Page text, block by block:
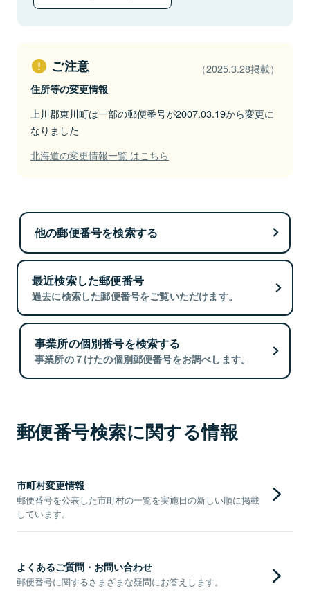
ご注意 （2025.3.28掲載）
住所等の変更情報
上川郡東川町は一部の郵便番号が2007.03.19から変更に
なりました
北海道の変更情報一覧 はこちら
他の郵便番号を検索する
最近検索した郵便番号
過去に検索した郵便番号をご覧いただけます。
事業所の個別番号を検索する
事業所の７けたの個別郵便番号をお調べします。
郵便番号検索に関する情報
市町村変更情報
郵便番号を公表した市町村の一覧を実施日の新しい順に掲載
しています。
よくあるご質問・お問い合わせ
郵便番号に関するさまざまな疑問にお答えします。